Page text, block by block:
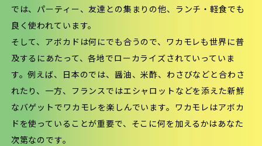
では、パーティー、友達との集まりの他、ランチ・軽食でも
良く使われています。
そして、アボカドは何にでも合うので、ワカモレも世界に普
及するにあたって、各地でローカライズされていっていま
す。例えば、日本のでは、醤油、米酢、わさびなどと合わさ
れたり、一方、フランスではエシャロットなどを添えた新鮮
なバゲットでワカモレを楽しんでいます。ワカモレはアボカ
ドを使っていることが重要で、そこに何を加えるかはあなた
次第なのです。